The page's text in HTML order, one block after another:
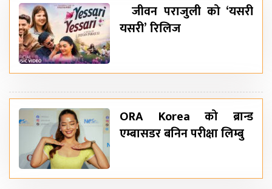
जीवन पराजुली को ‘यसरी
यसरी’ रिलिज
ORA Korea को ब्रान्ड
एम्बासडर बनिन परीक्षा लिम्बु